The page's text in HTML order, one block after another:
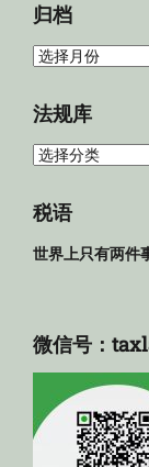
归档
归
法规库
法
库
税语
世界上只有两件
微信号：